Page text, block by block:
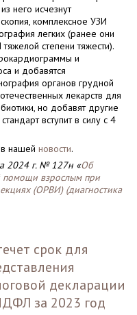
него исчезнут
комплексное УЗИ
легких (ранее они
степени тяжести).
и
и добавятся
органов грудной
лекарств для
но добавят другие
вступит в силу с 4
нашей новости.
2024 г. № 127н «Об
помощи взрослым при
(ОРВИ) (диагностика
срок для
декларации
за 2023 год